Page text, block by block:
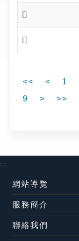
𣄠
𣄡
<< < 1
9
> >>
:::
網站導覽
服務簡介
聯絡我們